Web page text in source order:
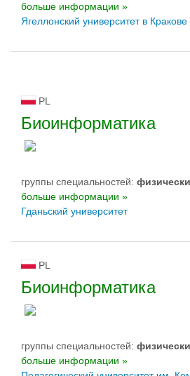
больше информации »
Ягеллонский университет в Кракове
PL
Биоинформатика
группы специальностей:
больше информации »
Гданьский университет
PL
Биоинформатика
группы специальностей:
больше информации »